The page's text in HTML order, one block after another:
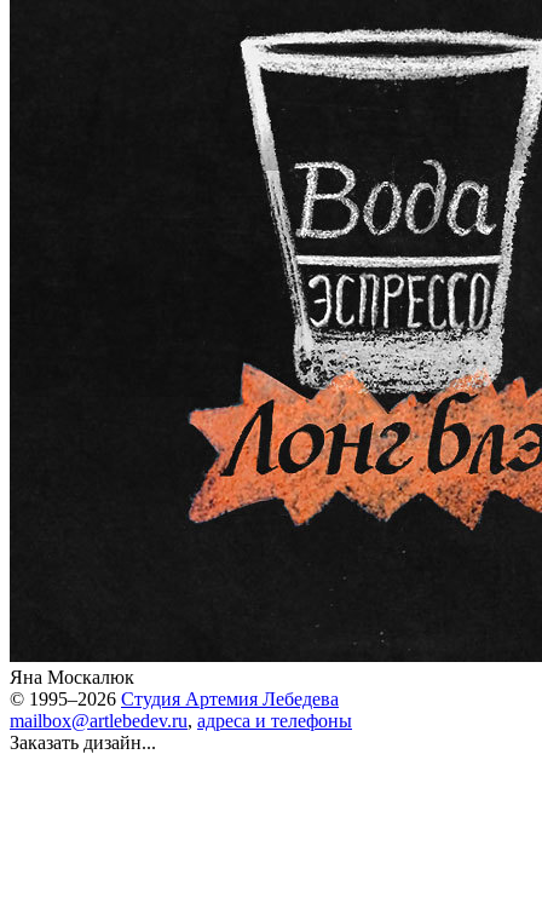
Яна Москалюк
© 1995–2026 Студия Артемия Лебедева
mailbox@artlebedev.ru, адреса и телефоны
Заказать дизайн...